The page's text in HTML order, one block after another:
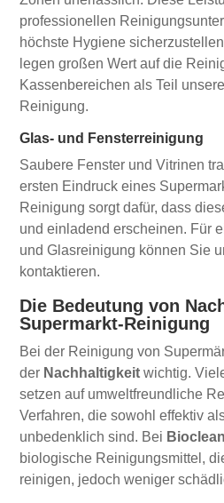
professionellen
höchste Hygiene
legen großen Wert auf die
Kassenbereichen als Teil
Reinigung.
Glas- und Fensterreinigung
Saubere Fenster und Vitrinen
ersten Eindruck eines
Reinigung sorgt dafür, dass
und einladend erscheinen. Für
und Glasreinigung können Sie
kontaktieren.
Die Bedeutung von
Supermarkt-Reinigung
Bei der Reinigung von
der Nachhaltigkeit wichtig.
setzen auf umweltfreundliche
Verfahren, die sowohl effektiv
unbedenklich sind. Bei
biologische Reinigungsmittel,
reinigen, jedoch weniger